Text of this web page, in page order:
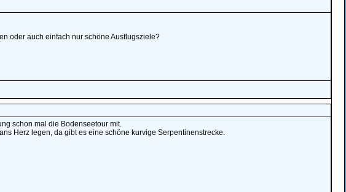
oder auch einfach nur schöne Ausflugsziele?
schon mal die Bodenseetour mit.
Herz legen, da gibt es eine schöne kurvige Serpentinenstrecke.